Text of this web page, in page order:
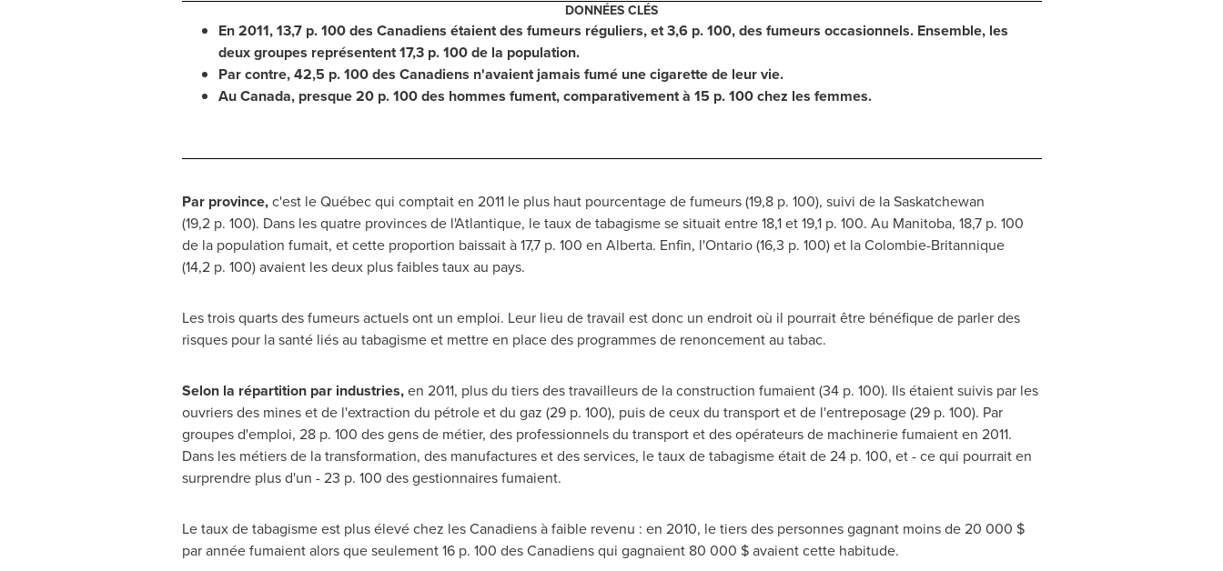
DONNÉES CLÉS
En 2011, 13,7 p. 100 des Canadiens étaient des fumeurs réguliers, et 3,6 p. 100, des fumeurs occasionnels. Ensemble, les
deux groupes représentent 17,3 p. 100 de la population.
Par contre, 42,5 p. 100 des Canadiens n'avaient jamais fumé une cigarette de leur vie.
AuCanada, presque 20 p. 100 des hommes fument, comparativement à 15 p. 100 chez les femmes.
Par province,c'est le Québec qui comptait en 2011 le plus haut pourcentage de fumeurs (19,8 p. 100), suivi de la Saskatchewan
(19,2 p. 100). Dans les quatre provinces de l'Atlantique, le taux de tabagisme se situait entre 18,1 et 19,1 p. 100. Au Manitoba, 18,7 p. 100
de la population fumait, et cette proportion baissait à 17,7 p. 100 en Alberta. Enfin, l'Ontario (16,3 p. 100) et la Colombie-Britannique
(14,2 p. 100) avaient les deux plus faibles taux au pays.
Les trois quarts des fumeurs actuels ont un emploi. Leur lieu de travail est donc un endroit où il pourrait être bénéfique de parler des
risques pour la santé liés au tabagisme et mettre en place des programmes de renoncement au tabac.
Selon la répartition par industries,en 2011, plus du tiers des travailleurs de la construction fumaient (34 p. 100). Ils étaient suivis par les
ouvriers des mines et de l'extraction du pétrole et du gaz (29 p. 100), puis de ceux du transport et de l'entreposage (29 p. 100). Par
groupes d'emploi, 28 p. 100 des gens de métier, des professionnels du transport et des opérateurs de machinerie fumaient en 2011.
Dans les métiers de la transformation, des manufactures et des services, le taux de tabagisme était de 24 p. 100, et - ce qui pourrait en
surprendre plus d'un - 23 p. 100 des gestionnaires fumaient.
Le taux de tabagisme est plus élevé chez les Canadiens à faible revenu : en 2010, le tiers des personnes gagnant moins de 20 000 $
par année fumaient alors que seulement 16 p. 100 des Canadiens qui gagnaient 80 000 $ avaient cette habitude.